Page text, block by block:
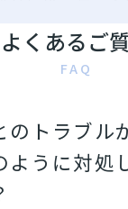
社提携の保証会
けるため、入居
明し、納得の上
よくあるご
FAQ
のトラブル
ように対処